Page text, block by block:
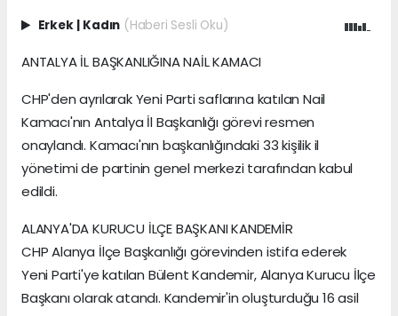
Erkek Kadın (Haberi Sesli Oku)
ANTALYA İL BAŞKANLIĞINA NAİL KAMACI
CHP'den ayrılarak Yeni Parti saflarına katılan Nail
Kamacı'nın Antalya İl Başkanlığı görevi resmen
onaylandı. Kamacı'nın başkanlığındaki 33 kişilik il
yönetimi de partinin genel merkezi tarafından kabul
edildi.
ALANYA'DA KURUCU İLÇE BAŞKANI KANDEMİR
CHP Alanya İlçe Başkanlığı görevinden istifa ederek
Yeni Parti'ye katılan Bülent Kandemir, Alanya Kurucu İlçe
Başkanı olarak atandı. Kandemir'in oluşturduğu 16 asil